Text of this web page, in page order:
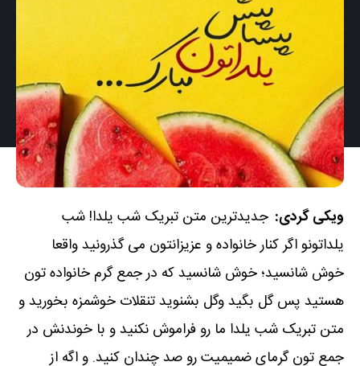
ویکی گردی: جدیدترین متن تبریک شب یلدا! شب
یلداتونو اگر کنار خانواده و عزیزانتون می گذرونید واقعا
خوش شانسید؛ خوش شانسید که در جمع گرم خانواده تون
هستید پس گل بگید وگل بشنوید تنقلات خوشمزه بخورید و
متن تبریک شب یلدا ما رو فراموش نکنید و با خوندنش در
جمع تون گرمای ضمیمیت رو صد چندان کنید. و اگه از